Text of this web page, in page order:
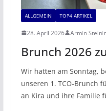
ALLGEMEIN TOP4 ARTIKEL
28. April 2026 Armin
Brunch 2026
Wir hatten am Sonntag,
unseren 1. TCO-Brunch
an Kira und ihre Familie